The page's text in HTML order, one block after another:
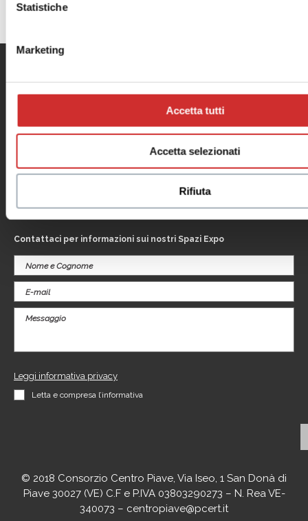
Statistiche
Marketing
Accetta tutti
Accetta selezionati
Rifiuta
Dove siamo
Promozioni
al centro
Informativa privacy
Cookie Policy
Informativa
videosorveglianza
Contattaci per informazioni sui nostri Spazi Expo
Leggi informativa privacy
Letta e compresa l’informativa
© 2018 Consorzio Centro Piave, Via Iseo, 1 San Donà di
Piave 30027 (VE) C.F e P.IVA 03803290273 – N. Rea VE-
340073 – centropiave@pcert.it